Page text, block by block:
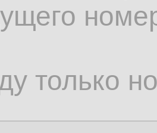
только